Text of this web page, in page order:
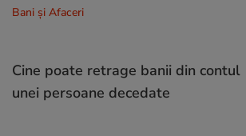
Bani și Afaceri
Cine poate retrage banii din contul
unei persoane decedate